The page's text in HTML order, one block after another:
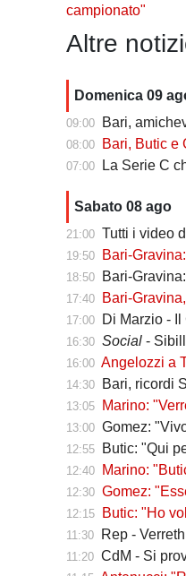
campionato"
Altre
Domenica 09
09:00 Bari, amichevoli
08:00 Bari, Butic e
07:00 La Serie C che
Sabato 08 ago
21:00 Tutti i video
19:50 Bari-
18:50 Bari-
17:40 Bari-
17:00 Di Marzio -
16:30 Social -
16:00 Angelozzi a
14:30 Bari, ricordi
13:05 Marino:
13:00 Gomez: "Vivo per il
12:55 Butic: "Qui per
12:40 Marino:
12:30 Gomez: "Essere
12:15 Butic: "Ho voluto
11:30 Rep -
11:20 CdM - Si prova